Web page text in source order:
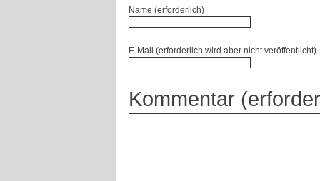
Name (erforderlich)
E-Mail (erforderlich wird aber nicht veröffentlicht)
Kommentar